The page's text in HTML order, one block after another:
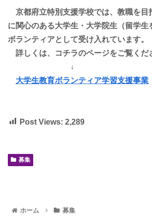
京都府立特別支援学校では、教職を目
に関心のある大学生・大学院生（留学生
ボランティアとして受け入れています。
詳しくは、コチラのページをご覧くだ
↓
大学生教育ボランティア学習支援事業
Post Views: 2,289
募集
ホーム 募集